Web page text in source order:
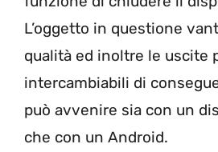
L’oggetto in questione
qualità ed inoltre le uscite
intercambiabili di
può avvenire sia con un
che con un Android.